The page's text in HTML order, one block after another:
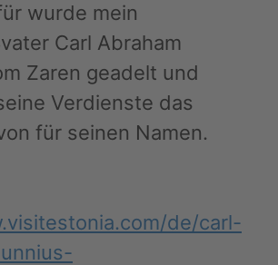
wurde mein
Carl Abraham
Zaren geadelt und
Verdienste das
für seinen Namen.
de/carl-